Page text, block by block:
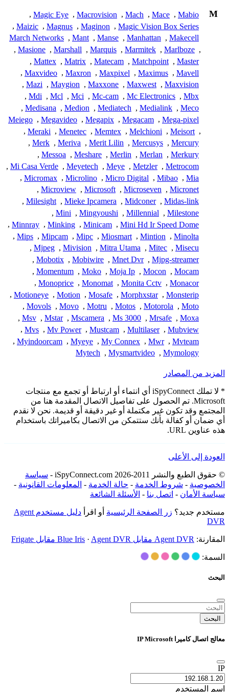
M
Mabio
,
Mace
,
Mach
,
Macrovision
,
Magic Eye
,
Magic Vision Box Series
,
Maginon
,
Magnus
,
Maizic
,
Makecell
,
Manhattan
,
Manse
,
Mant
,
March Networks
,
Marlboze
,
Marmitek
,
Marquis
,
Marshall
,
Masione
,
Master
,
Matchpoint
,
Matecam
,
Matrix
,
Mattex
,
Mavell
,
Maximus
,
Maxpixel
,
Maxron
,
Maxvideo
,
Maxvision
,
Maxwest
,
Maxxone
,
Maygion
,
Mazi
,
Mbx
,
Mc Electronics
,
Mc-cam
,
Mci
,
Mcl
,
Mdi
,
Meco
,
Medialink
,
Mediatech
,
Medion
,
Medisana
,
Mega-pixel
,
Megacam
,
Megapix
,
Megavideo
,
Meiego
,
Meisort
,
Melchioni
,
Memtex
,
Menetec
,
Meraki
,
Mercury
,
Mercusys
,
Merit Lilin
,
Meriva
,
Merk
,
Merkury
,
Merlan
,
Merlin
,
Meshare
,
Messoa
,
Metrocom
,
Metzler
,
Meye
,
Meyetech
,
Mi Casa Verde
,
Mia
,
Mibao
,
Micro Digital
,
Microlino
,
Micromax
,
Micronet
,
Microseven
,
Microsoft
,
Microview
,
Midas-link
,
Midconer
,
Mieke Ipcamera
,
Milesight
,
Milestone
,
Millennial
,
Mingyoushi
,
Mini
,
Mini Hd Ir Speed Dome
,
Minicam
,
Minking
,
Minnray
,
Minolta
,
Mintion
,
Miosmart
,
Mipc
,
Mipcam
,
Mips
,
Misecu
,
Mitec
,
Mitra Utama
,
Mivision
,
Mjpeg
,
Mjpg-streamer
,
Mnet Dvr
,
Mobiwire
,
Mobotix
,
Mocam
,
Mocon
,
Moja Ip
,
Moko
,
Momentum
,
Monacor
,
Monita Cctv
,
Monomat
,
Monoprice
,
Monsterip
,
Morphxstar
,
Mosafe
,
Motion
,
Motioneye
,
Moto
,
Motorola
,
Motos
,
Motru
,
Movo
,
Movols
,
Moxa
,
Mrsafe
,
Ms 3000
,
Mscamera
,
Mstar
,
Msv
,
Mubview
,
Multilaser
,
Mustcam
,
Mv Power
,
Mvs
,
Mvteam
,
Mwr
,
My Connex
,
Myeye
,
Myindoorcam
,
Mymology
,
Mysmartvideo
,
Mytech
المزيد من المصادر
* لا تملك iSpyConnect أي انتماء أو ارتباط أو تجمع مع منتجات
Microsoft. تم الحصول على تفاصيل الاتصال المقدمة هنا من
المجتمع وقد تكون غير مكتملة أو غير دقيقة أو قديمة. نحن لا نقدم
أي ضمان أو كفالة بأنك ستتمكن من الاتصال بكاميراتك باستخدام
هذه عناوين URL.
العودة إلى الأعلى
© حقوق الطبع والنشر 2011-2026 iSpyConnect.com -
سياسة
الخصوصية - شروط الخدمة - حالة الخدمة - المعلومات القانونية -
سياسة الأمان - اتصل بنا - الأسئلة الشائعة
مستخدم جديد؟ زر الصفحة الرئيسية أو اقرأ
دليل مستخدم Agent
DVR
المقارنة: Agent DVR مقابل Blue Iris · Agent DVR مقابل Frigate
السمة:
البحث
البحث
معالج اتصال كاميرا IP Microsoft
IP
اسم المستخدم